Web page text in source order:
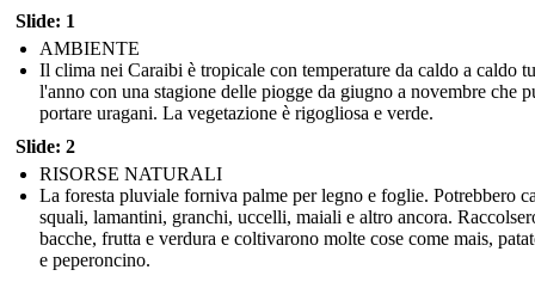
Slide: 1
AMBIENTE
Il clima nei Caraibi è tropicale con temperature da caldo a caldo
l'anno con una stagione delle piogge da giugno a novembre che
portare uragani. La vegetazione è rigogliosa e verde.
Slide: 2
RISORSE NATURALI
La foresta pluviale forniva palme per legno e foglie. Potrebbero
squali, lamantini, granchi, uccelli, maiali e altro ancora.
bacche, frutta e verdura e coltivarono molte cose come mais,
e peperoncino.